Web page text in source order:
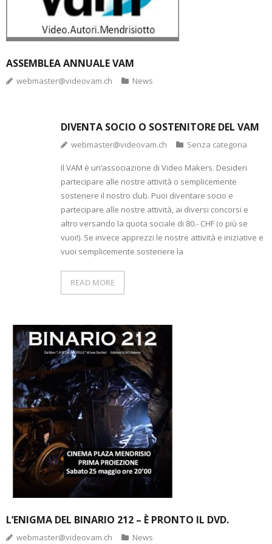
ASSEMBLEA ANNUALE VAM
webmaster@videovam.ch News
DIVENTA SOCIO O SOSTENITORE DEL VAM
webmaster@videovam.ch Senza categoria
Il VAM è un’associazione di Video Makers. Desideri
partecipare alle nostre attività o semplicemente
sostenere il nostro club. Puoi diventare socio e
partecipare alle nostre attività, ai diversi concorsi e
altro versando la quota sociale di 80.- CHF (o più se
vuoi!). Se invece apprezzi le nostre attività e iniziative e
vuoi semplicemente sostenere la
READ MORE
L’ENIGMA DEL BINARIO 212 – È PRONTO IL DVD.
webmaster@videovam.ch News